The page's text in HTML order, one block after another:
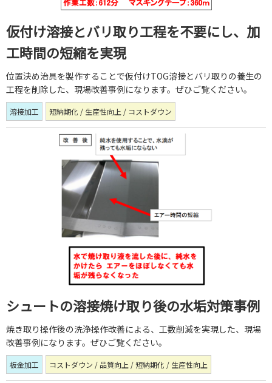
仮付け溶接とバリ取り工程を不要にし、加
工時間の短縮を実現
位置決め治具を製作することで仮付けTOG溶接とバリ取りの養生の
工程を削除した、現場改善事例になります。ぜひご覧ください。
溶接加工 短納期化 / 生産性向上 / コストダウン
シュートの溶接焼け取り後の水垢対策事例
焼き取り操作後の洗浄操作改善による、工数削減を実現した、現場
改善事例になります。ぜひご覧ください。
板金加工 コストダウン / 品質向上 / 短納期化 / 生産性向上